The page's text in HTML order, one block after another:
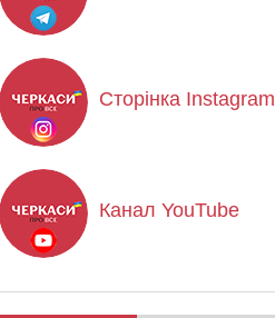
Сторінка Instagram
Канал YouTube